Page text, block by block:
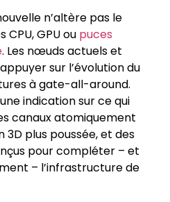
n’altère pas le
GPU ou puces
. Les nœuds actuels et
sur l’évolution du
à gate-all-around.
indication sur ce qui
canaux atomiquement
plus poussée, et des
pour compléter – et
– l’infrastructure de